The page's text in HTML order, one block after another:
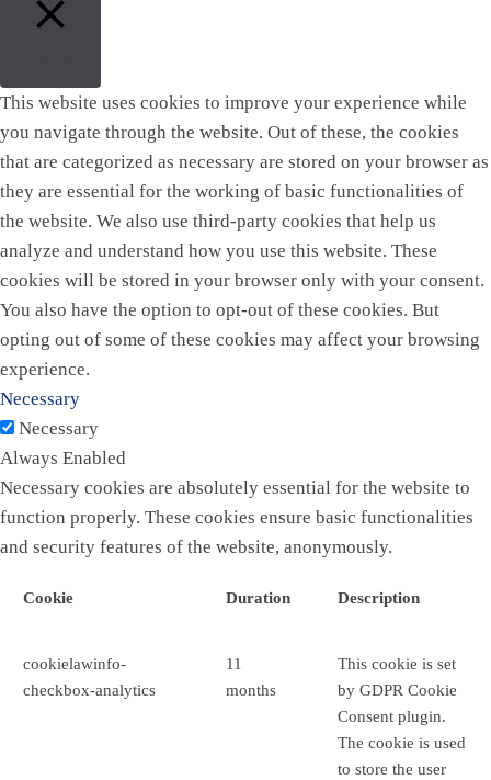
This website uses cookies to improve your experience while
you navigate through the website. Out of these, the cookies
that are categorized as necessary are stored on your browser as
they are essential for the working of basic functionalities of
the website. We also use third-party cookies that help us
analyze and understand how you use this website. These
cookies will be stored in your browser only with your consent.
You also have the option to opt-out of these cookies. But
opting out of some of these cookies may affect your browsing
experience.
Necessary
Necessary
Always Enabled
Necessary cookies are absolutely essential for the website to
function properly. These cookies ensure basic functionalities
and security features of the website, anonymously.
Cookie Duration Description
cookielawinfo-
checkbox-analytics
11
months
This cookie is set
by GDPR Cookie
Consent plugin.
The cookie is used
to store the user